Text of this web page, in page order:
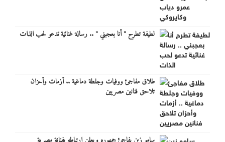
لطيفة تطرح " أنا بعجبني " .. رسالة غنائية تدعو لحب الذات
طلاق مفاجئ ووفيات وجلطة دماغية .. أزمات وأحزان
تلاحق فنانين مصريين